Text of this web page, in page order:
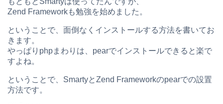
Zend Frameworkも勉強を始めました。
ということで、面倒なくインストールする方法を書いてお
きます。
やっぱりphpまわりは、pearでインストールできると楽で
すよね。
ということで、SmartyとZend Frameworkのpearでの設置
方法です。